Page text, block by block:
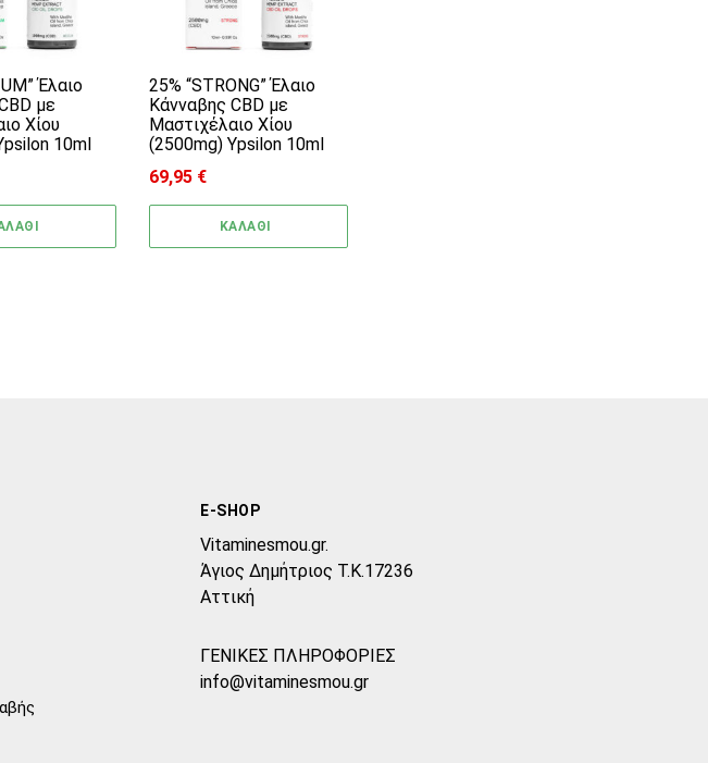
Έλαιο
με
Χίου
10ml
25% “STRONG” Έλαιο
Κάνναβης CBD με
Μαστιχέλαιο Χίου
(2500mg) Ypsilon 10ml
69,95 €
ΚΑΛΑΘΙ
E-SHOP
Vitaminesmou.gr.
Άγιος Δημήτριος T.K.17236
Αττική
ΓΕΝΙΚΕΣ ΠΛΗΡΟΦΟΡΙΕΣ
info@vitaminesmou.gr